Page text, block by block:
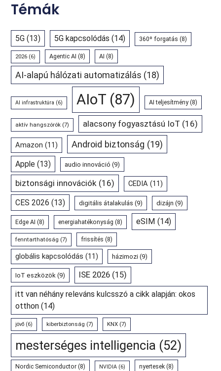
Témák
5G (13) 5G kapcsolódás (14) 360º forgatás (8)
2026 (6) Agentic AI (8) AI (8)
AI-alapú hálózati automatizálás (18)
AI infrastruktúra (6) AIoT (87) AI teljesítmény (8)
aktív hangszórók (7) alacsony fogyasztású IoT (16)
Amazon (11) Android biztonság (19)
Apple (13) audio innováció (9)
biztonsági innovációk (16) CEDIA (11)
CES 2026 (13) digitális átalakulás (9) dizájn (9)
Edge AI (8) energiahatékonyság (8) eSIM (14)
fenntarthatóság (7) frissítés (8)
globális kapcsolódás (11) házimozi (9)
IoT eszközök (9) ISE 2026 (15)
itt van néhány releváns kulcsszó a cikk alapján: okos
otthon (14)
jövő (6) kiberbiztonság (7) KNX (7)
mesterséges intelligencia (52)
Nordic Semiconductor (8) NVIDIA (6) nyertesek (8)